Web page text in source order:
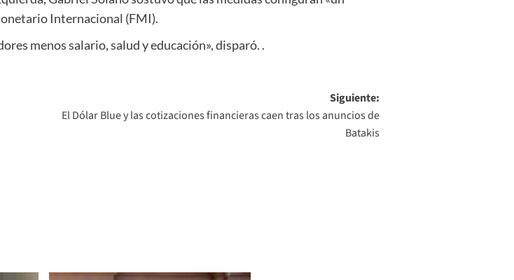
Internacional (FMI).
menos salario, salud y educación», disparó. .
Siguiente:
El Dólar Blue y las cotizaciones financieras caen tras los anuncios de
Batakis